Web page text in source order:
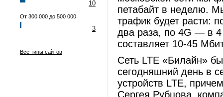
10
От 300 000 до 500 000
3
Все типы сайтов
петабайт в неделю.
трафик будет расти:
два раза, по 4G — в 4
составляет 10-45
Сеть LTE «Билайн»
сегодняшний день в
устройств LTE,
Сергея Рубцова,